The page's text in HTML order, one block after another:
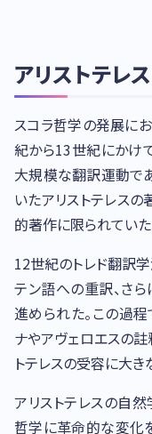
アリストテレ
スコラ哲学の発展に
紀から13世紀にかけ
大規模な翻訳運動で
いたアリストテレスの
的著作に限られていた
12世紀のトレド翻訳
テン語への重訳、さ
進められた。この過程
ナやアヴェロエスの
トテレスの受容に大き
アリストテレスの自然
哲学に革命的な変化